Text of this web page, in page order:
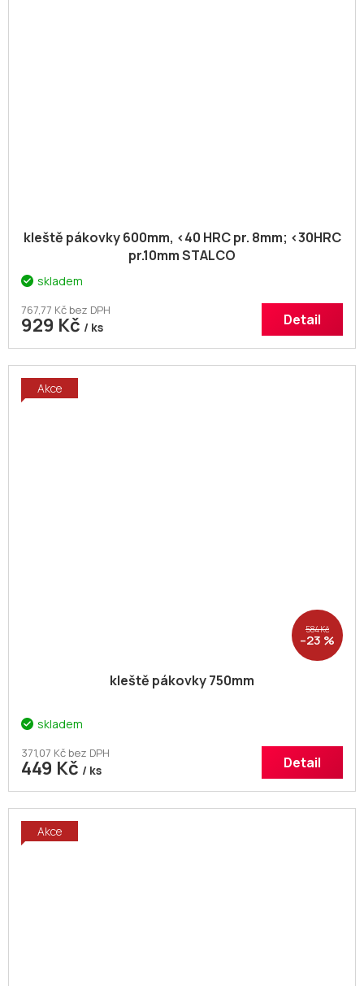
kleště pákovky 600mm, <40 HRC pr. 8mm; <30HRC
pr.10mm STALCO
skladem
767,77 Kč bez DPH
929 Kč / ks Detail
Akce
584 Kč
–23 %
kleště pákovky 750mm
skladem
371,07 Kč bez DPH
449 Kč / ks Detail
Akce